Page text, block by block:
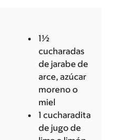
1½
cucharadas
de jarabe de
arce, azúcar
moreno o
miel
1 cucharadita
de jugo de